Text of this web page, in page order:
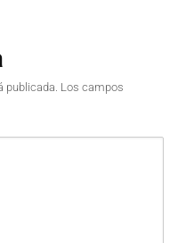
publicada. Los campos